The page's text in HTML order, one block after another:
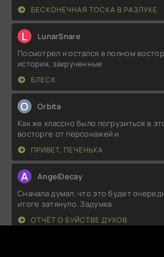
БЕСКОНЕЧНАЯ ТОСКА В РАЗЛУКЕ
L LunarSnare
Посмотрел и остался в полном
история, закрученные
БЛЕСК
O Orbita
Как же классно было погрузиться в
восторге от персонажей и
ПРИВЕТ, ПЕЧЕНЬКА
A AngelDecay
Сначала думал, что это будет
итоге затянуло. Задумка
ОТЧЁТ О БУЙСТВЕ ДУХОВ